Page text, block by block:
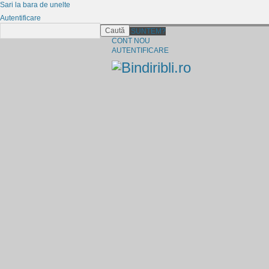
CINE SUNTEM?
CONT NOU
AUTENTIFICARE
Sari la bara de unelte
Autentificare
Caută